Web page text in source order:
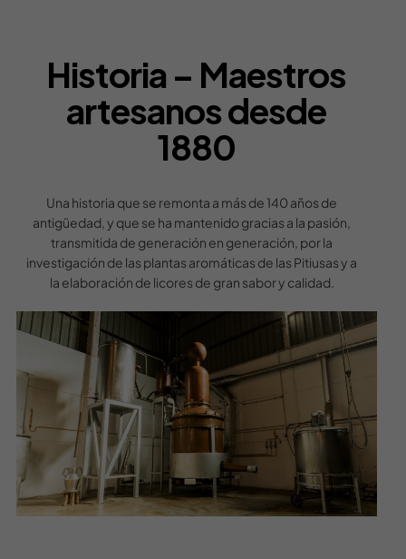
Historia – Maestros
artesanos desde
1880
Una historia que se remonta a más de 140 años de
antigüedad, y que se ha mantenido gracias a la pasión,
transmitida de generación en generación, por la
investigación de las plantas aromáticas de las Pitiusas y a
la elaboración de licores de gran sabor y calidad.